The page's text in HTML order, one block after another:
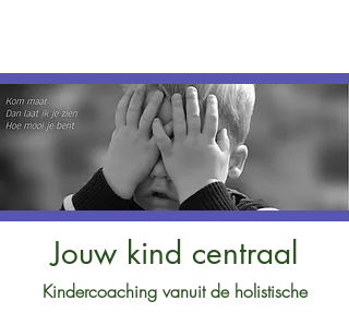
Jouw kind centraal
Kindercoaching vanuit de holistische